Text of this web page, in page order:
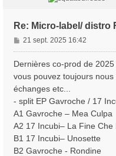
Re: Micro-label/ distro
M
e
a
g
e
21 sept. 2025 16:42
Dernières co-prod de
vous pouvez toujours
échanges etc...
- split EP Gavroche / 17
A1 Gavroche – Mea Culpa
A2 17 Incubi– La Fine Che
B1 17 Incubi– Unosette
B2 Gavroche - Rondine